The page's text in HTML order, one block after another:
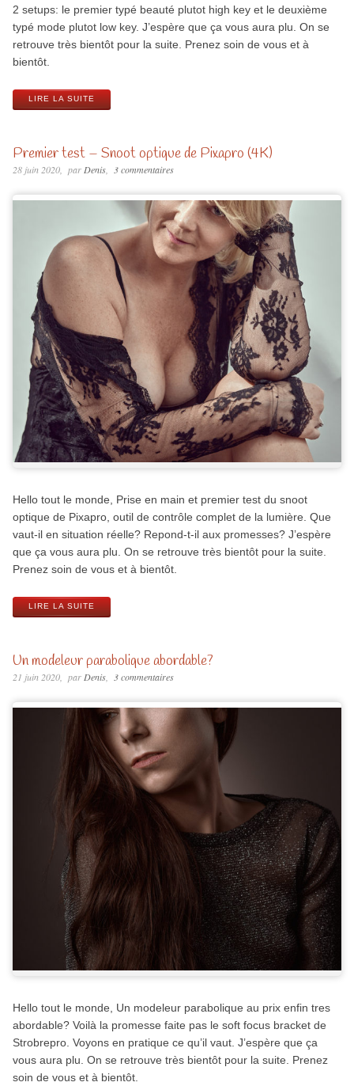
2 setups: le premier typé beauté plutot high key et le deuxième
typé mode plutot low key. J’espère que ça vous aura plu. On se
retrouve très bientôt pour la suite. Prenez soin de vous et à
bientôt.
LIRE LA SUITE
Premier test – Snoot optique de Pixapro (4K)
28 juin 2020 par Denis 3 commentaires
Hello tout le monde, Prise en main et premier test du snoot
optique de Pixapro, outil de contrôle complet de la lumière. Que
vaut-il en situation réelle? Repond-t-il aux promesses? J’espère
que ça vous aura plu. On se retrouve très bientôt pour la suite.
Prenez soin de vous et à bientôt.
LIRE LA SUITE
Un modeleur parabolique abordable?
21 juin 2020 par Denis 3 commentaires
Hello tout le monde, Un modeleur parabolique au prix enfin tres
abordable? Voilà la promesse faite pas le soft focus bracket de
Strobrepro. Voyons en pratique ce qu’il vaut. J’espère que ça
vous aura plu. On se retrouve très bientôt pour la suite. Prenez
soin de vous et à bientôt.